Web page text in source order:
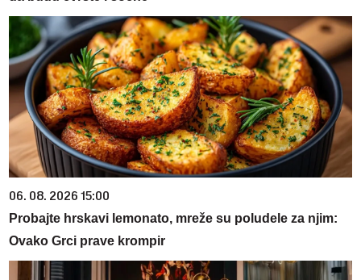
06. 08. 2026 15:00
Probajte hrskavi lemonato, mreže su poludele za njim:
Ovako Grci prave krompir